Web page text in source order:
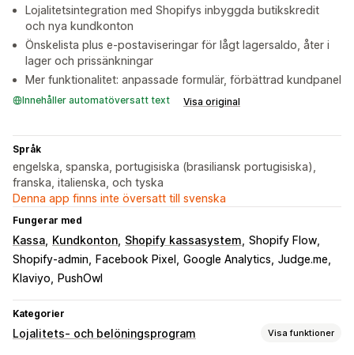
Lojalitetsintegration med Shopifys inbyggda butikskredit
och nya kundkonton
Önskelista plus e-postaviseringar för lågt lagersaldo, åter i
lager och prissänkningar
Mer funktionalitet: anpassade formulär, förbättrad kundpanel
Innehåller automatöversatt text Visa original
Språk
engelska, spanska, portugisiska (brasiliansk portugisiska),
franska, italienska, och tyska
Denna app finns inte översatt till svenska
Fungerar med
Kassa Kundkonton Shopify kassasystem Shopify Flow
Shopify-admin
Facebook Pixel Google Analytics Judge.me
Klaviyo
PushOwl
Kategorier
Lojalitets- och belöningsprogram Visa funktioner